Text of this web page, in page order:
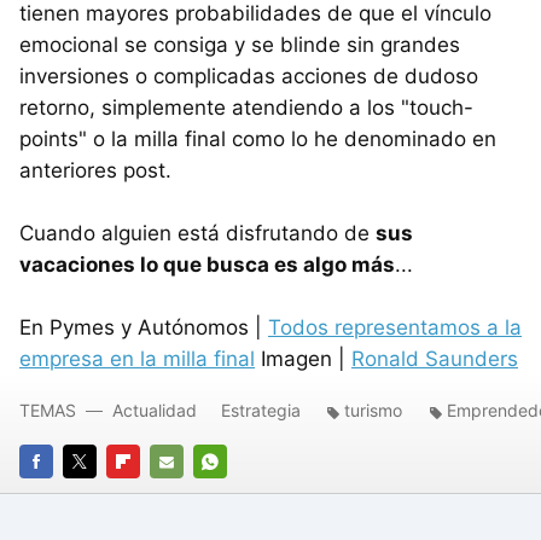
tienen mayores probabilidades de que el vínculo
emocional se consiga y se blinde sin grandes
inversiones o complicadas acciones de dudoso
retorno, simplemente atendiendo a los "touch-
points" o la milla final como lo he denominado en
anteriores post.
Cuando alguien está disfrutando de sus
vacaciones lo que busca es algo más...
En Pymes y Autónomos | Todos representamos a la
empresa en la milla final Imagen | Ronald Saunders
FACEBOOK
TWITTERFLIPBOARD
E-
WHATSAPP
TEMAS Actualidad Estrategia turismo